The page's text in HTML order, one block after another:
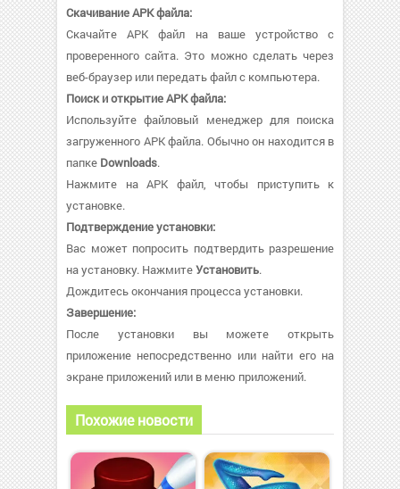
Скачивание APK файла:
Скачайте APK файл на ваше устройство с
проверенного сайта. Это можно сделать через
веб-браузер или передать файл с компьютера.
Поиск и открытие APK файла:
Используйте файловый менеджер для поиска
загруженного APK файла. Обычно он находится в
папке Downloads.
Нажмите на APK файл, чтобы приступить к
установке.
Подтверждение установки:
Вас может попросить подтвердить разрешение
на установку. НажмитеУстановить.
Дождитесь окончания процесса установки.
Завершение:
После установки вы можете открыть
приложение непосредственно или найти его на
экране приложений или в меню приложений.
Похожие новости